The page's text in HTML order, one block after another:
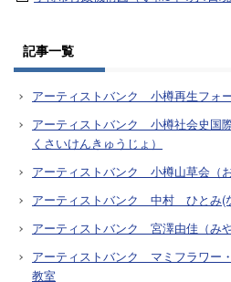
記事一覧
アーティストバンク 小樽再生フォ
アーティストバンク 小樽社会史国
くさいけんきゅうじょ）
アーティストバンク 小樽山草会（
アーティストバンク 中村 ひとみ(
アーティストバンク 宮澤由佳（みや
アーティストバンク マミフラワー
教室